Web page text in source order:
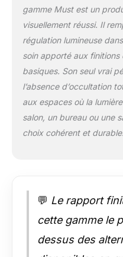
gamme Must est un
visuellement réussi. Il
régulation lumineuse
soin apporté aux
basiques. Son seul vrai
l’absence d’occultation
aux espaces où la
salon, un bureau ou une
choix cohérent et durable.
💬 Le rapport
cette gamme le
dessus des